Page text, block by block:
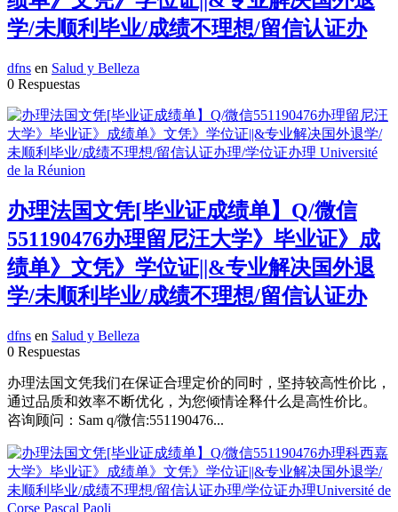
学/未顺利毕业/成绩不理想/留信认证办
dfns en Salud y Belleza
0 Respuestas
办理法国文凭[毕业证成绩单】Q/微信
551190476办理留尼汪大学》毕业证》成
绩单》文凭》学位证||&专业解决国外退
学/未顺利毕业/成绩不理想/留信认证办
dfns en Salud y Belleza
0 Respuestas
办理法国文凭我们在保证合理定价的同时，坚持较高性价比，
通过品质和效率不断优化，为您倾情诠释什么是高性价比。
咨询顾问：Sam q/微信:551190476...